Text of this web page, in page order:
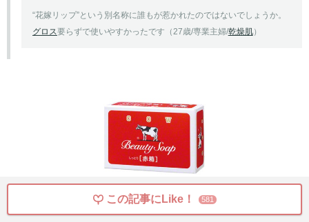
“花嫁リップ”という別名称に誰もが惹かれたのではないでしょうか。
グロス要らずで使いやすかったです（27歳/専業主婦/乾燥肌）
カウブランド
この記事にLike！ 581